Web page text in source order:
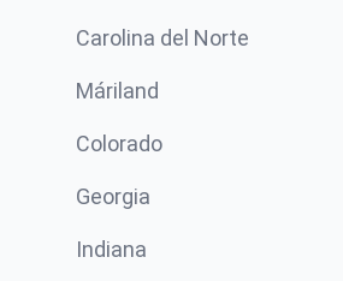
Carolina del Norte
Máriland
Colorado
Georgia
Indiana